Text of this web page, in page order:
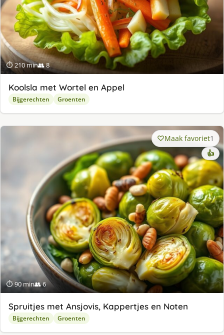
⏱ 210 min👥 8
Koolsla met Wortel en Appel
Bijgerechten Groenten
⏱ 90 min👥 6
Maak favoriet1
👍
Spruitjes met Ansjovis, Kappertjes en Noten
Bijgerechten Groenten